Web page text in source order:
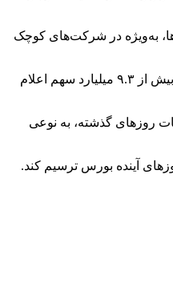
افزایش بیانگر حرکت مثبت اغلب نمادها، به‌ویژه در شرکت‌های کوچک
ارزش بازار تا لحظه تنظیم این گزارش به حدود ۷۵ میلیون و ۹۵۷ هزار میلیارد ریال رسیده است. همچنین ارزش معاملات بیش از ۳۴ هزار و ۷۰۲ میلیارد ریال و حجم دادوستدها بیش از ۹.۳ میلیارد سهم اعلام
روزهای گذشته، به نوعی
آینده بورس ترسیم کند.